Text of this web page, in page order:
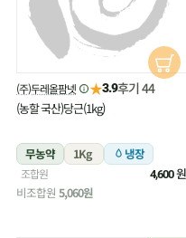
(주)두레올팜넷 ★3.9후기 44
(농할 국산)당근(1kg)
무농약 1Kg 냉장
조합원 4,600원
비조합원 5,060원